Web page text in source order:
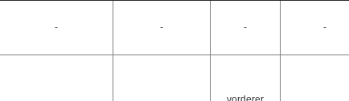
- - - -